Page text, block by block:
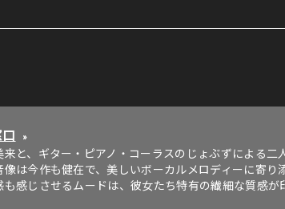
»
と、ギター・ピアノ・コーラスのじょぶずによる
像は今作も健在で、美しいボーカルメロディーに寄
も感じさせるムードは、彼女たち特有の繊細な質感が